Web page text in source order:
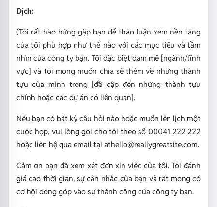
Dịch:
(Tôi rất hào hứng gặp bạn để thảo luận xem nền tảng
của tôi phù hợp như thế nào với các mục tiêu và tầm
nhìn của công ty bạn. Tôi đặc biệt đam mê [ngành/lĩnh
vực] và tôi mong muốn chia sẻ thêm về những thành
tựu của mình trong [đề cập đến những thành tựu
chính hoặc các dự án có liên quan].
Nếu bạn có bất kỳ câu hỏi nào hoặc muốn lên lịch một
cuộc họp, vui lòng gọi cho tôi theo số 00041 222 222
hoặc liên hệ qua email tại athello@reallygreatsite.com.
Cảm ơn bạn đã xem xét đơn xin việc của tôi. Tôi đánh
giá cao thời gian, sự cân nhắc của bạn và rất mong có
cơ hội đóng góp vào sự thành công của công ty bạn.